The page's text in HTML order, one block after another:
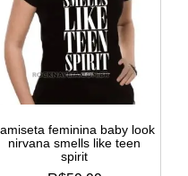
opções
podem
ser
escolhidas
na
produto
feminina baby look
nirvana smells like teen
spirit